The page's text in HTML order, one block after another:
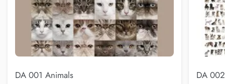
DA 001 Animals
DA